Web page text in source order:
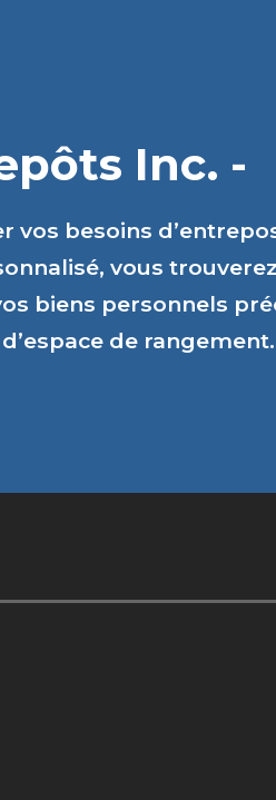
Inc. -
vos besoins
vous
biens personnels
de rangement.